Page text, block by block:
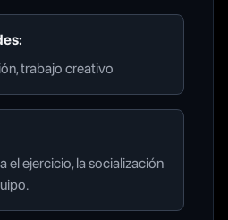
trabajo creativo
el ejercicio, la socialización